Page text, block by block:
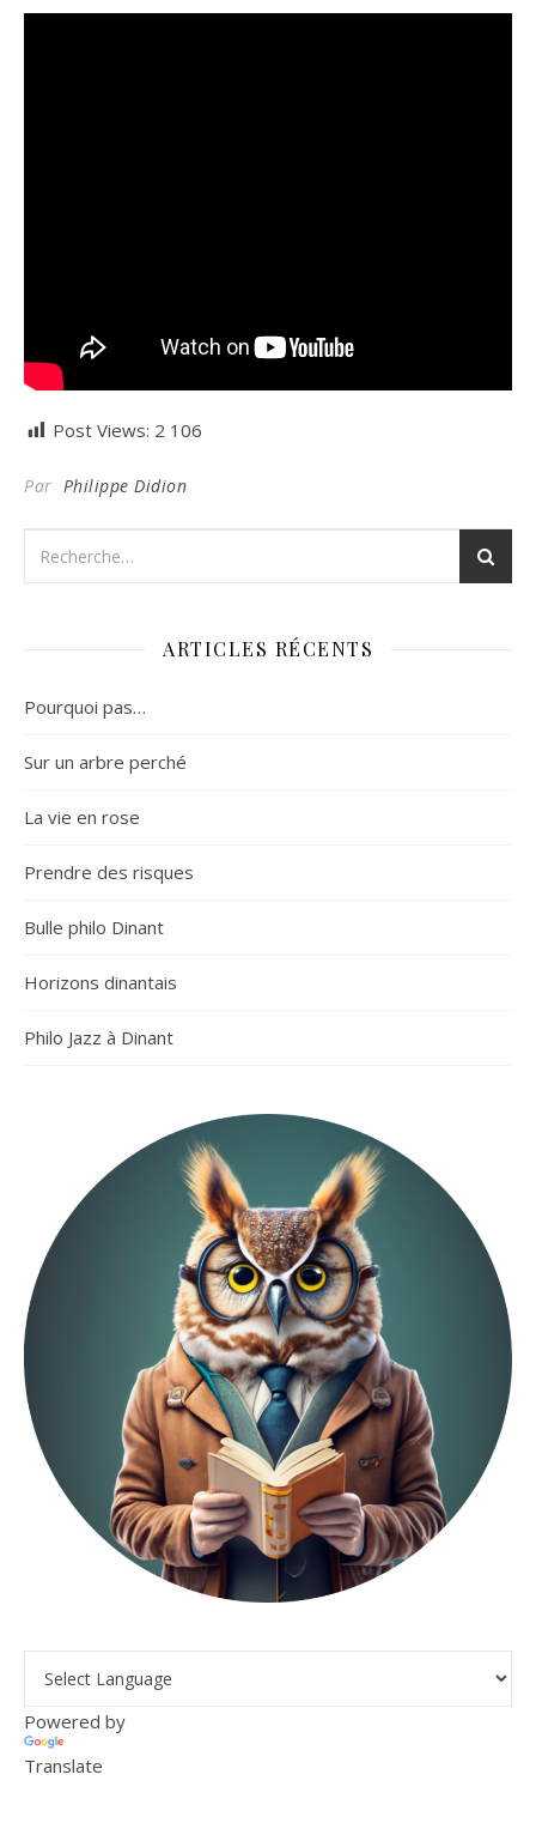
Post Views: 2 106
Par Philippe Didion
ARTICLES RÉCENTS
Pourquoi pas…
Sur un arbre perché
La vie en rose
Prendre des risques
Bulle philo Dinant
Horizons dinantais
Philo Jazz à Dinant
Powered by
Translate